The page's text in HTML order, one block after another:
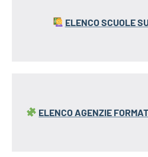
ELENCO SCUOLE
ELENCO AGENZIE